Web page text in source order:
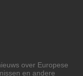
over Europese
en andere